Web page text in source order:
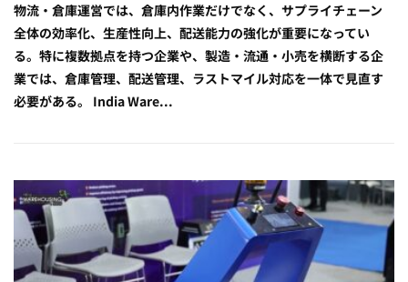
物流・倉庫運営では、倉庫内作業だけでなく、サプライチェーン
全体の効率化、生産性向上、配送能力の強化が重要になってい
る。特に複数拠点を持つ企業や、製造・流通・小売を横断する企
業では、倉庫管理、配送管理、ラストマイル対応を一体で見直す
必要がある。 India Ware...